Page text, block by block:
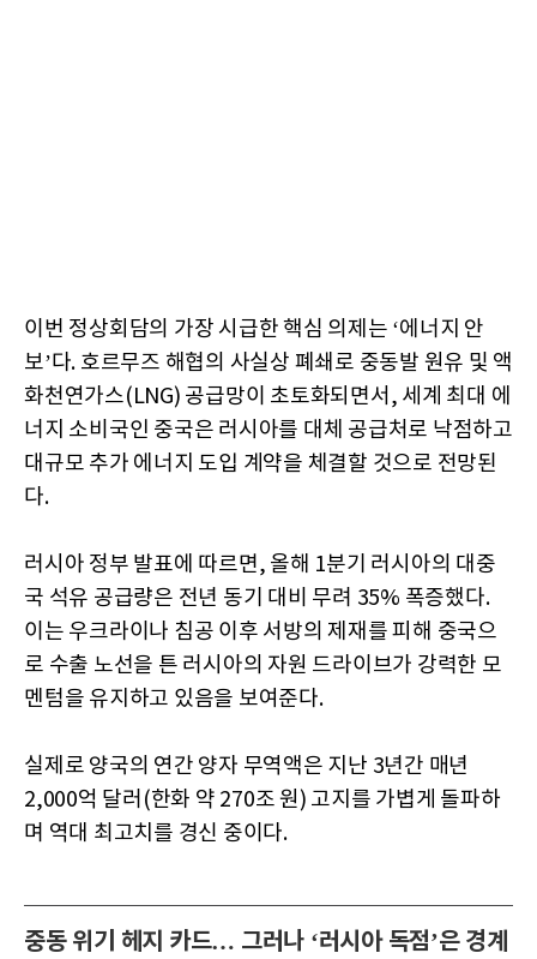
이번 정상회담의 가장 시급한 핵심 의제는 ‘에너지 안
보’다. 호르무즈 해협의 사실상 폐쇄로 중동발 원유 및 액
화천연가스(LNG) 공급망이 초토화되면서, 세계 최대 에
너지 소비국인 중국은 러시아를 대체 공급처로 낙점하고
대규모 추가 에너지 도입 계약을 체결할 것으로 전망된
다.
러시아 정부 발표에 따르면, 올해 1분기 러시아의 대중
국 석유 공급량은 전년 동기 대비 무려 35% 폭증했다.
이는 우크라이나 침공 이후 서방의 제재를 피해 중국으
로 수출 노선을 튼 러시아의 자원 드라이브가 강력한 모
멘텀을 유지하고 있음을 보여준다.
실제로 양국의 연간 양자 무역액은 지난 3년간 매년
2,000억 달러(한화 약 270조 원) 고지를 가볍게 돌파하
며 역대 최고치를 경신 중이다.
중동 위기 헤지 카드… 그러나 ‘러시아 독점’은 경계